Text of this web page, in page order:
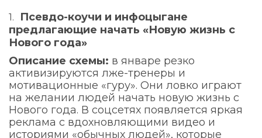
Псевдо-коучи и инфоцыгане
предлагающие начать «Новую жизнь с
Нового года»
Описание схемы: в январе резко
активизируются лже-тренеры и
мотивационные «гуру». Они ловко играют
на желании людей начать новую жизнь с
Нового года. В соцсетях появляется яркая
реклама с вдохновляющими видео и
историями «обычных людей», которые